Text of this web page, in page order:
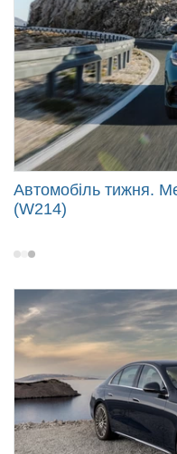
Автомобіль тижня.
(W214)
2023-
08:50